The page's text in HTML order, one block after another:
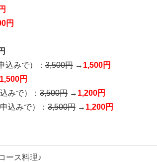
円
込みで） ： 3,500円 → 1,500円
1,500円
みで）： 3,500円 → 1,200円
込みで）： 3,500円 → 1,200円
ース料理♪